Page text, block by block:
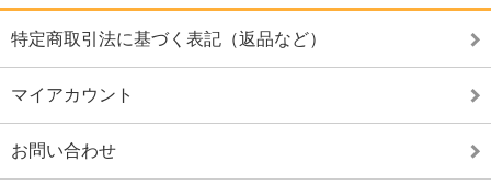
特定商取引法に基づく表記（返品など）
マイアカウント
お問い合わせ